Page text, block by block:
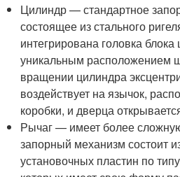
Цилиндр — стандартное
состоящее из стального
интегрирована головка
уникальным расположением
вращении цилиндра
воздействует на язычок,
коробки, и дверца
Рычаг — имеет более
запорный механизм состоит
установочных пластин по